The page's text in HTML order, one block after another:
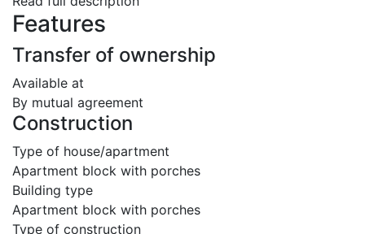
Features
Transfer of ownership
Available at
By mutual agreement
Construction
Type of house/apartment
Apartment block with porches
Building type
Apartment block with porches
Type of construction